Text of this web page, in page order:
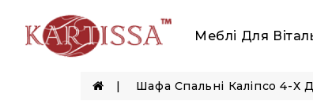
Меблі Для
Шафа Спальні Каліпсо 4-Х